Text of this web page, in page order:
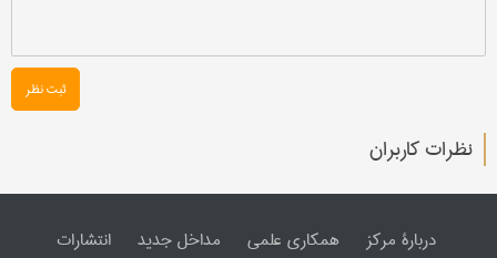
ثبت نظر
نظرات کاربران
دربارۀ مرکز همکاری علمی مداخل جدید
انتشارات